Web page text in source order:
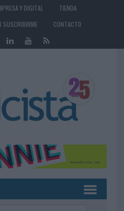
Y DIGITAL
TIENDA
SUSCRIBIRME CONTACTO